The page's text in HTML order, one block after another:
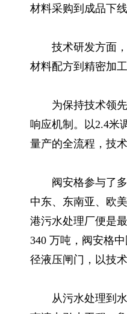
材料采购到成品下
技术研发方面
材料配方到精密加
为保持技术领
响应机制。以2.4米
量产的全流程，技
阀安格参与了
中东、东南亚、欧
港污水处理厂便是
340 万吨，阀安格
径液压闸门，以技
从污水处理到